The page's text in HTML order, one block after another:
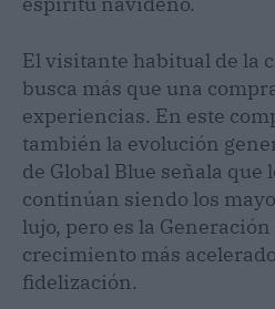
El visitante habitual de la
busca más que una
experiencias. En este
también la evolución
de Global Blue señala
continúan siendo los
lujo, pero es la
crecimiento más
fidelización.